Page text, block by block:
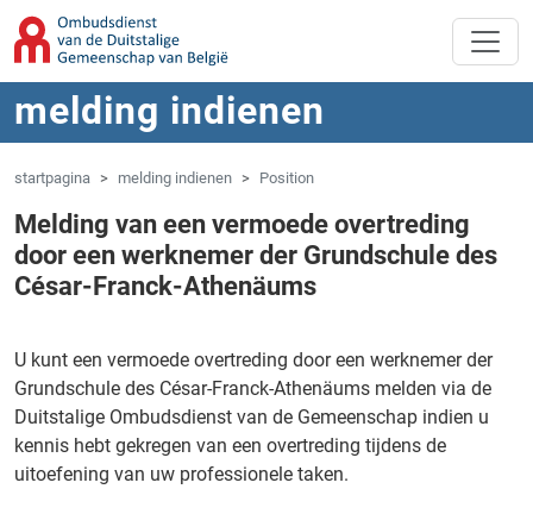
Overslaan naar hoofdinhoud
Spring naar navigatie
melding indienen
startpagina melding indienen Position
Melding van een vermoede overtreding
door een werknemer der Grundschule des
César-Franck-Athenäums
U kunt een vermoede overtreding door een werknemer der
Grundschule des César-Franck-Athenäums melden via de
Duitstalige Ombudsdienst van de Gemeenschap indien u
kennis hebt gekregen van een overtreding tijdens de
uitoefening van uw professionele taken.